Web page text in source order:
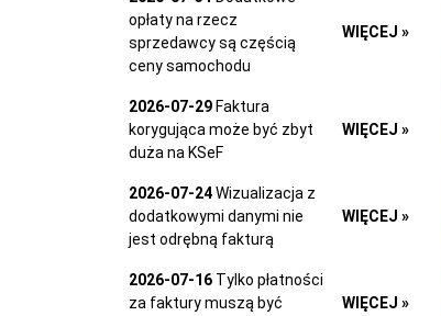
opłaty na rzecz
sprzedawcy są częścią
ceny samochodu
WIĘCEJ »
2026-07-29 Faktura
korygująca może być zbyt
duża na KSeF
WIĘCEJ »
2026-07-24Wizualizacja z
dodatkowymi danymi nie
jest odrębną fakturą
WIĘCEJ »
2026-07-16 Tylko płatności
za faktury muszą być
WIĘCEJ »